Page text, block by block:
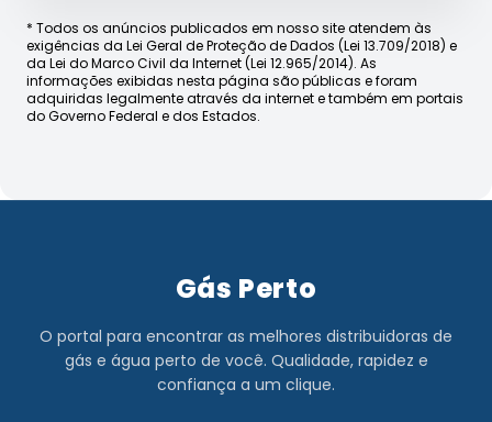
* Todos os anúncios publicados em nosso site atendem às
exigências da Lei Geral de Proteção de Dados (Lei 13.709/2018) e
da Lei do Marco Civil da Internet (Lei 12.965/2014). As
informações exibidas nesta página são públicas e foram
adquiridas legalmente através da internet e também em portais
do Governo Federal e dos Estados.
Gás Perto
O portal para encontrar as melhores distribuidoras de
gás e água perto de você. Qualidade, rapidez e
confiança a um clique.